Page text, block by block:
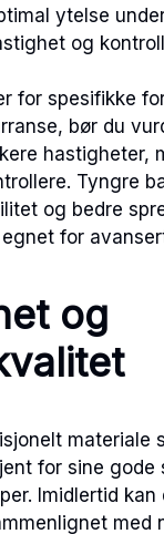
ytelse
og
for spesifikke
bør du
hastigheter,
Tyngre
og bedre
for
og
materiale
for sine
Imidlertid
med